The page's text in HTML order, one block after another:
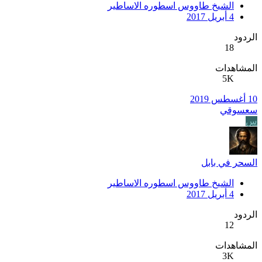
الشيخ طاووس اسطوره الاساطير
4 أبريل 2017
الردود
18
المشاهدات
5K
10 أغسطس 2019
سعسوقي
س
السحر في بابل
الشيخ طاووس اسطوره الاساطير
4 أبريل 2017
الردود
12
المشاهدات
3K